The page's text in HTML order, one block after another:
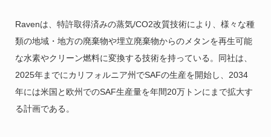
Ravenは、特許取得済みの蒸気/CO2改質技術により、様々な種
類の地域・地方の廃棄物や埋立廃棄物からのメタンを再生可能
な水素やクリーン燃料に変換する技術を持っている。同社は、
2025年までにカリフォルニア州でSAFの生産を開始し、2034
年には米国と欧州でのSAF生産量を年間20万トンにまで拡大す
る計画である。